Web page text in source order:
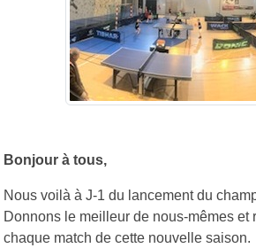
Bonjour à tous,
Nous voilà à J-1 du lancement du
Donnons le meilleur de nous-mêmes et
chaque match de cette nouvelle saison.